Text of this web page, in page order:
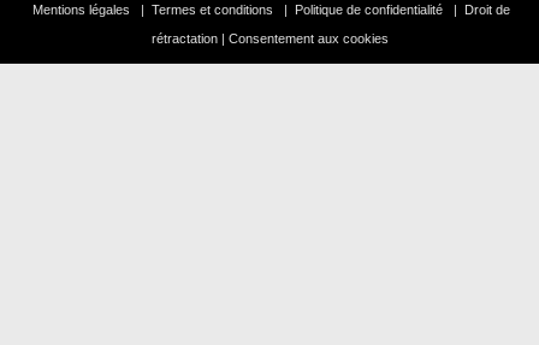
Mentions légales | Termes et conditions | Politique de confidentialité | Droit de
rétractation| Consentement aux cookies